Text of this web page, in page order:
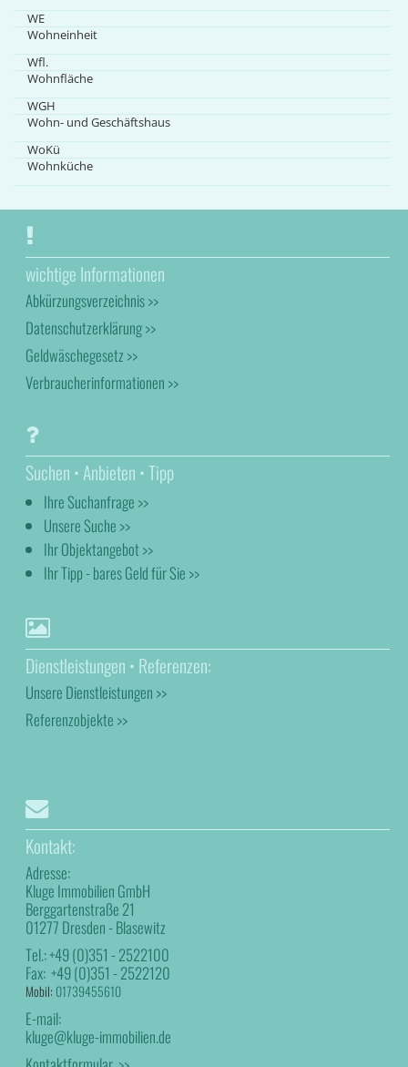
WE
Wohneinheit
Wfl.
Wohnfläche
WGH
Wohn- und Geschäftshaus
WoKü
Wohnküche
wichtige Informationen
Abkürzungsverzeichnis >>
Datenschutzerklärung >>
Geldwäschegesetz >>
Verbraucherinformationen >>
Suchen • Anbieten • Tipp
Ihre Suchanfrage >>
Unsere Suche >>
Ihr Objektangebot >>
Ihr Tipp - bares Geld für Sie >>
Dienstleistungen • Referenzen:
Unsere Dienstleistungen >>
Referenzobjekte >>
Kontakt:
Adresse:
Kluge Immobilien GmbH
Berggartenstraße 21
01277 Dresden - Blasewitz
Tel.:+49 (0)351 - 2522100
Fax:+49 (0)351 - 2522120
Mobil: 01739455610
E-mail:
kluge@kluge-immobilien.de